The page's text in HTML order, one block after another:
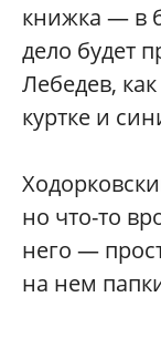
книжка — в
дело будет
Лебедев,
куртке и
но что-то
него —
на нем